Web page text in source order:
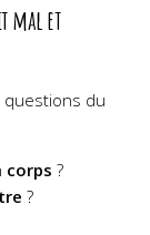
mal et
du
corps ?
?